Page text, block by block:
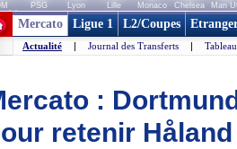
PSG Lyon Lille Monaco Chelsea Man
clubs
Mercato Ligue 1 L2/Coupes
Actualité | Journal des Transferts |
:
retenir Håland